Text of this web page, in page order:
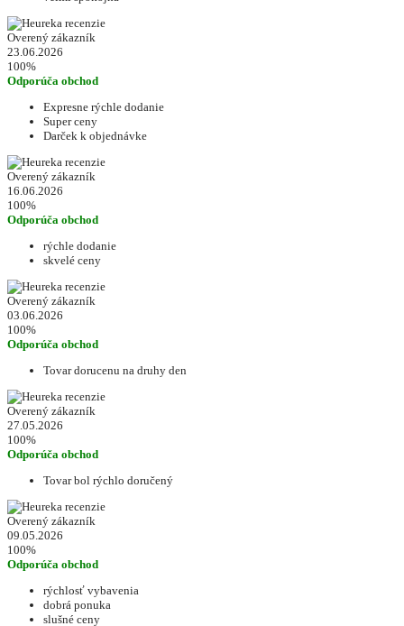
Overený zákazník
23.06.2026
100%
Odporúča obchod
Expresne rýchle dodanie
Super ceny
Darček k objednávke
Overený zákazník
16.06.2026
100%
Odporúča obchod
rýchle dodanie
skvelé ceny
Overený zákazník
03.06.2026
100%
Odporúča obchod
Tovar dorucenu na druhy den
Overený zákazník
27.05.2026
100%
Odporúča obchod
Tovar bol rýchlo doručený
Overený zákazník
09.05.2026
100%
Odporúča obchod
rýchlosť vybavenia
dobrá ponuka
slušné ceny